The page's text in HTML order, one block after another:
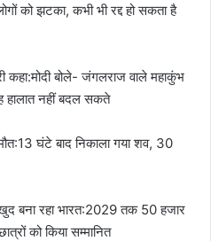
को झटका, कभी भी रद्द हो सकता है
कहा:मोदी बोले- जंगलराज वाले महाकुंभ
हालात नहीं बदल सकते
घंटे बाद निकाला गया शव, 30
खुद बना रहा भारत:2029 तक 50 हजार
को किया सम्मानित